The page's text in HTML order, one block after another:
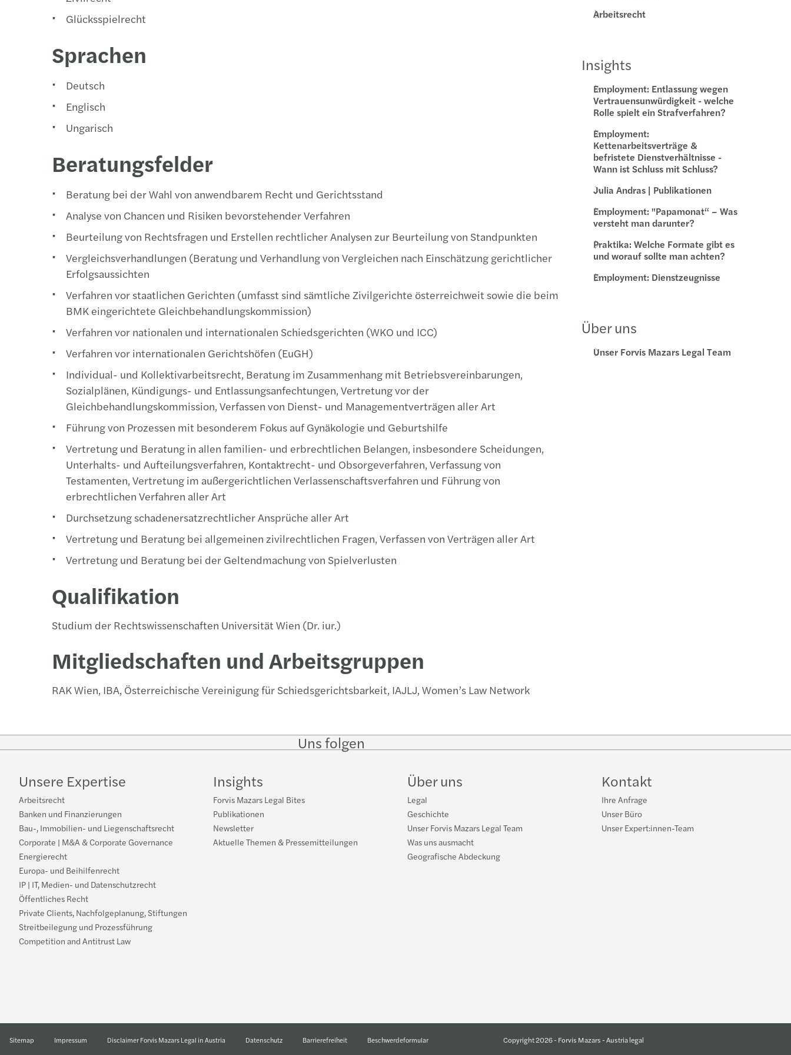
VwGH verschärft Geschäftsführerhaftung
Glücksspielrecht
Sprachen
Deutsch
Englisch
Ungarisch
Beratungsfelder
Beratung bei der Wahl von anwendbarem Recht und Gerichtsstand
Analyse von Chancen und Risiken bevorstehender Verfahren
Beurteilung von Rechtsfragen und Erstellen rechtlicher Analysen zur Beurteilung von Standpunkten
Vergleichsverhandlungen (Beratung und Verhandlung von Vergleichen nach Einschätzung gerichtlicher
Erfolgsaussichten
Verfahren vor staatlichen Gerichten (umfasst sind sämtliche Zivilgerichte österreichweit sowie die beim
BMK eingerichtete Gleichbehandlungskommission)
Verfahren vor nationalen und internationalen Schiedsgerichten (WKO und ICC)
Verfahren vor internationalen Gerichtshöfen (EuGH)
Individual- und Kollektivarbeitsrecht, Beratung im Zusammenhang mit Betriebsvereinbarungen,
Sozialplänen, Kündigungs- und Entlassungsanfechtungen, Vertretung vor der
Gleichbehandlungskommission, Verfassen von Dienst- und Managementverträgen aller Art
Führung von Prozessen mit besonderem Fokus auf Gynäkologie und Geburtshilfe
Vertretung und Beratung in allen familien- und erbrechtlichen Belangen, insbesondere Scheidungen,
Unterhalts- und Aufteilungsverfahren, Kontaktrecht- und Obsorgeverfahren, Verfassung von
Testamenten, Vertretung im außergerichtlichen Verlassenschaftsverfahren und Führung von
erbrechtlichen Verfahren aller Art
Durchsetzung schadenersatzrechtlicher Ansprüche aller Art
Vertretung und Beratung bei allgemeinen zivilrechtlichen Fragen, Verfassen von Verträgen aller Art
Vertretung und Beratung bei der Geltendmachung von Spielverlusten
Qualifikation
Studium der Rechtswissenschaften Universität Wien (Dr. iur.)
Mitgliedschaften und Arbeitsgruppen
RAK Wien, IBA, Österreichische Vereinigung für Schiedsgerichtsbarkeit, IAJLJ, Women’s Law Network
Arbeitsrecht
Insights
Employment: Entlassung wegen
Vertrauensunwürdigkeit - welche
Rolle spielt ein Strafverfahren?
Employment:
Kettenarbeitsverträge &
befristete Dienstverhältnisse -
Wann ist Schluss mit Schluss?
Julia Andras | Publikationen
Employment: "Papamonat“ – Was
versteht man darunter?
Praktika: Welche Formate gibt es
und worauf sollte man achten?
Employment: Dienstzeugnisse
Über uns
Unser Forvis Mazars Legal Team
Uns folgen
on
InstagramFacebook
on
Unsere Expertise
Arbeitsrecht
Banken und Finanzierungen
Bau-, Immobilien- und Liegenschaftsrecht
Corporate | M&A & Corporate Governance
Energierecht
Europa- und Beihilfenrecht
IP | IT, Medien- und Datenschutzrecht
Öffentliches Recht
Private Clients, Nachfolgeplanung, Stiftungen
Streitbeilegung und Prozessführung
Competition and Antitrust Law
Insights
Forvis Mazars Legal Bites
Publikationen
Newsletter
Aktuelle Themen & Pressemitteilungen
Über uns
Legal
Geschichte
Unser Forvis Mazars Legal Team
Was uns ausmacht
Geografische Abdeckung
Kontakt
Ihre Anfrage
Unser Büro
Unser Expert:innen-Team
Sitemap Impressum Disclaimer Forvis Mazars Legal in Austria Datenschutz Barrierefreiheit Beschwerdeformular Copyright 2026 - Forvis Mazars - Austria legal